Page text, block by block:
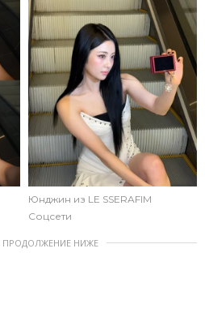
Юнджин из LE SSERAFIM
Соцсети
ПРОДОЛЖЕНИЕ НИЖЕ